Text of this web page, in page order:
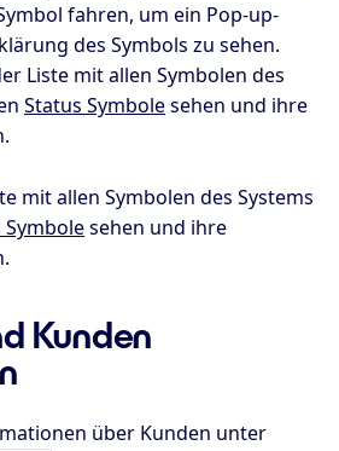
fahren, um ein Pop-up-
des Symbols zu sehen.
Liste mit allen Symbolen des
Status Symbolesehen und ihre
mit allen Symbolen des Systems
Symbolesehen und ihre
Kunden
über Kunden unter